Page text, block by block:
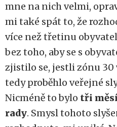
mne na nich velmi,
mi také spát to, že
více než třetinu
bez toho, aby se s
zjistilo se, jestli zónu 30
tedy proběhlo veřejné
Nicméně to bylo tři
rady. Smysl tohoto